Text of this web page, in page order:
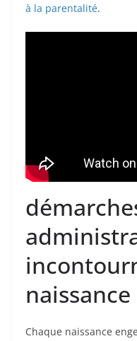
à la parentalité.
naissance
Chaque naissance